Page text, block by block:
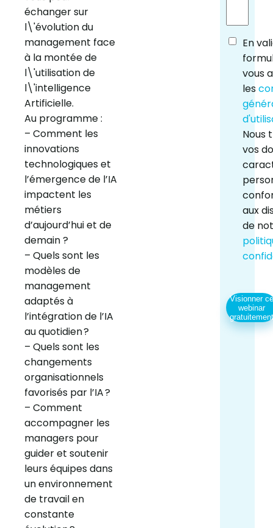
échanger sur
l\'évolution du
management face
à la montée de
l\'utilisation de
l\'intelligence
Artificielle.
Au programme :
– Comment les
innovations
technologiques et
l’émergence de l’IA
impactent les
métiers
d’aujourd’hui et de
demain ?
– Quels sont les
modèles de
management
adaptés à
l’intégration de l’IA
au quotidien ?
– Quels sont les
changements
organisationnels
favorisés par l’IA ?
– Comment
accompagner les
managers pour
guider et soutenir
leurs équipes dans
un environnement
de travail en
constante
En
vous
les
Nous
vos
aux
de
Visionner
webinar